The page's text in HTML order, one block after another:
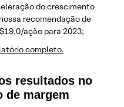
do crescimento
recomendação de
ação para 2023;
completo.
resultados no
de margem